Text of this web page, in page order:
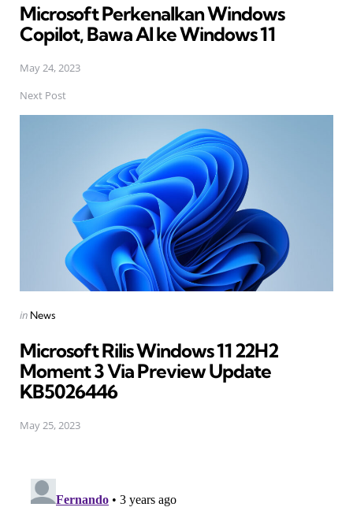
Microsoft Perkenalkan Windows
Copilot, Bawa AI ke Windows 11
May 24, 2023
Next Post
Posted
in News
Microsoft Rilis Windows 11 22H2
Moment 3 Via Preview Update
KB5026446
May 25, 2023